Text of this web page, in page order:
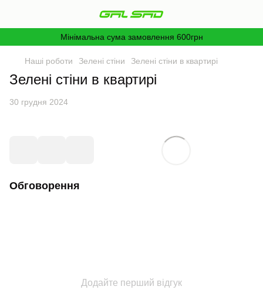
Мінімальна сума замовлення 600грн
Наші роботи Зелені стіни Зелені стіни в квартирі
Зелені стіни в квартирі
30 грудня 2024
Обговорення
Додайте перший відгук